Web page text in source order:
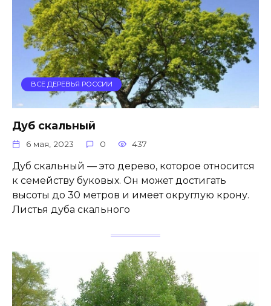
ВСЕ ДЕРЕВЬЯ РОССИИ
Дуб скальный
6 мая, 2023 0 437
Дуб скальный — это дерево, которое относится
к семейству буковых. Он может достигать
высоты до 30 метров и имеет округлую крону.
Листья дуба скального